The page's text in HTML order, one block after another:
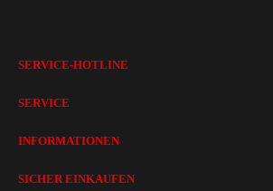
SERVICE-HOTLINE
SERVICE
INFORMATIONEN
SICHER EINKAUFEN